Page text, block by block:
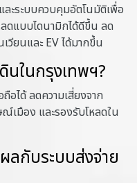
ะระบบควบคุมอัตโนมัติเพื่อ
ดแบบไดนามิกได้ดีขึ้น ลด
วียนและ EV ได้มากขึ้น
นในกรุงเทพฯ?
อได้ ลดความเสี่ยงจาก
เมือง และรองรับโหลดใน
ลกับระบบส่งจ่าย